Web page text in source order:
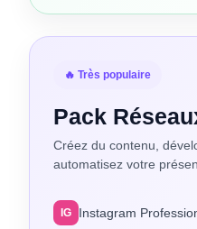
🔥 Très populaire
Pack
Créez du contenu,
automatisez votre
IG Instagram